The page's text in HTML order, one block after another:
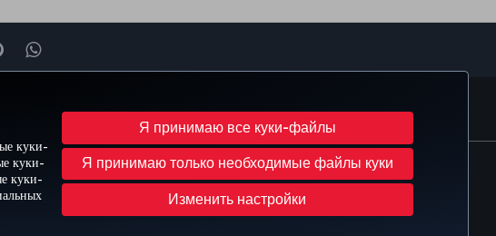
куки-
куки-
куки-
Я принимаю все куки-файлы
Я принимаю только необходимые файлы куки
Изменить настройки
PinterestWhatsApp
Изменить настройки куки-файлов
Права субъектов данных в ЕС